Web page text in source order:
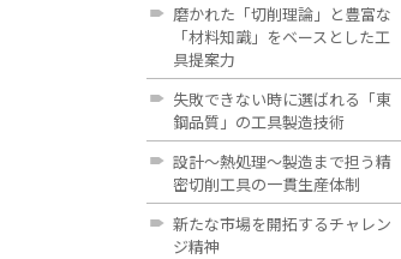
磨かれた「切削理論」と豊富な
「材料知識」をベースとした工
具提案力
失敗できない時に選ばれる「東
鋼品質」の工具製造技術
設計～熱処理～製造まで担う精
密切削工具の一貫生産体制
新たな市場を開拓するチャレン
ジ精神